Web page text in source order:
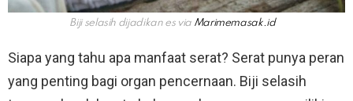
Biji selasih dijadikan es via Marimemasak.id
Siapa yang tahu apa manfaat serat? Serat punya peran
yang penting bagi organ pencernaan. Biji selasih